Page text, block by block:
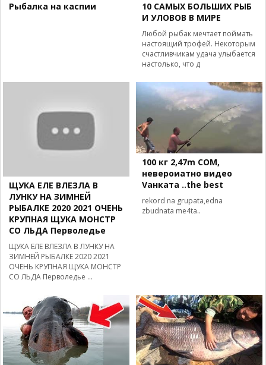
Рыбалка на каспии
10 САМЫХ БОЛЬШИХ РЫБ
И УЛОВОВ В МИРЕ
Любой рыбак мечтает поймать
настоящий трофей. Некоторым
счастливчикам удача улыбается
настолько, что д
ЩУКА ЕЛЕ ВЛЕЗЛА В
ЛУНКУ НА ЗИМНЕЙ
РЫБАЛКЕ 2020 2021 ОЧЕНЬ
КРУПНАЯ ЩУКА МОНСТР
СО ЛЬДА Перволедье
ЩУКА ЕЛЕ ВЛЕЗЛА В ЛУНКУ НА
ЗИМНЕЙ РЫБАЛКЕ 2020 2021
ОЧЕНЬ КРУПНАЯ ЩУКА МОНСТР
СО ЛЬДА Перволедье ...
100 кг 2,47m СОМ,
невероиатно видео
Vанката ..the best
rekord na grupata,edna
zbudnata me4ta..